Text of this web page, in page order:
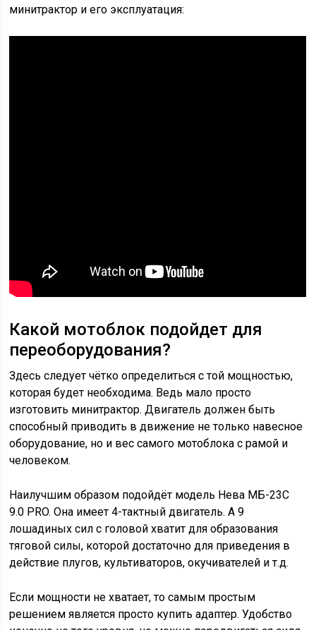
минитрактор и его эксплуатация:
Какой мотоблок подойдет для
переоборудования?
Здесь следует чётко определиться с той мощностью,
которая будет необходима. Ведь мало просто
изготовить минитрактор. Двигатель должен быть
способный приводить в движение не только навесное
оборудование, но и вес самого мотоблока с рамой и
человеком.
Наилучшим образом подойдёт модель Нева МБ-23С
9.0 PRO. Она имеет 4-тактный двигатель. А 9
лошадиных сил с головой хватит для образования
тяговой силы, которой достаточно для приведения в
действие плугов, культиваторов, окучивателей и т.д.
Если мощности не хватает, то самым простым
решением является просто купить адаптер. Удобство